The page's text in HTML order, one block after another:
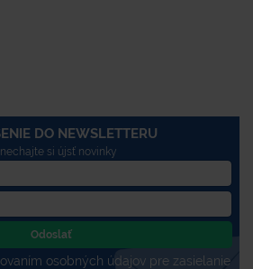
DO NEWSLETTERU
si újsť novinky
Odoslať
osobných údajov pre zasielanie